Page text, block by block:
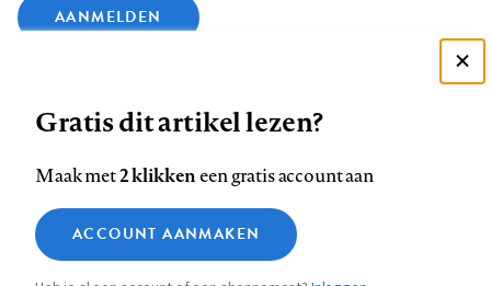
AANMELDEN
op
Facebook
op
LinkedIn
op
Bluesky
ons
op
InstagramYouTube
Footer
Contact Colofon Disclaimer Privacy
Medische vragen verdienen
betrouwbare antwoorden
Zie onze cookie policy
Analytische cookies
Gratis dit artikel lezen?
Maak met2 klikkeneen gratis account aan
ACCOUNT AANMAKEN